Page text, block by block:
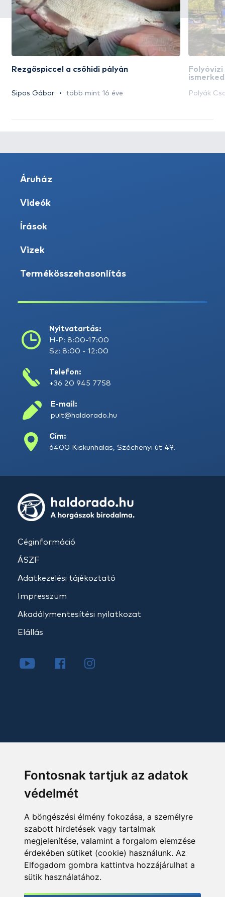
Fontosnak tartjuk az adatok
védelmét
A böngészési élmény fokozása, a személyre
szabott hirdetések vagy tartalmak
megjelenítése, valamint a forgalom elemzése
érdekében sütiket (cookie) használunk. Az
Elfogadom gombra kattintva hozzájárulhat a
sütik használatához.
Rezgőspiccel a csőhídi pályán
Sipos Gábor több mint 16 éve Polyák
Áruház
Videók
Írások
Vizek
Termékösszehasonlítás
Nyitvatartás:
H-P: 8:00-17:00
Sz: 8:00 - 12:00
Telefon:
+36 20 945 7758
E-mail:
pult@haldorado.hu
Cím:
6400 Kiskunhalas, Széchenyi út 49.
Céginformáció
ÁSZF
Adatkezelési tájékoztató
Impresszum
Akadálymentesítési nyilatkozat
Elállás